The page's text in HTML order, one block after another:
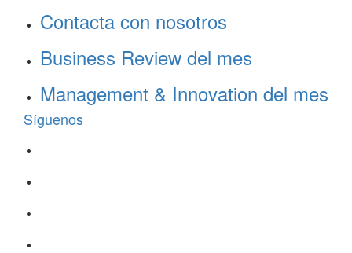
Contacta con nosotros
Business Review del mes
Management & Innovation del mes
Síguenos